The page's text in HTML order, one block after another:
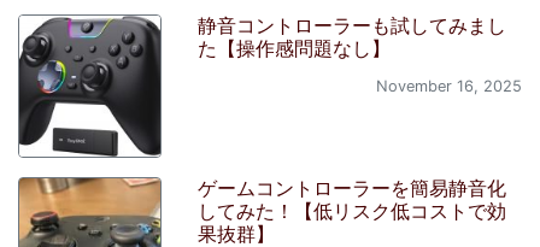
静音コントローラーも試してみまし
た【操作感問題なし】
November 16, 2025
ゲームコントローラーを簡易静音化
してみた！【低リスク低コストで効
果抜群】